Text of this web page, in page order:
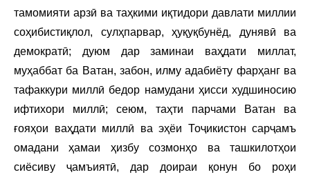
тамомияти арзӣ ва таҳкими иқтидори давлати миллии
соҳибистиқлол, сулҳпарвар, ҳуқуқбунёд, дунявӣ ва
демократӣ; дуюм дар заминаи ваҳдати миллат,
муҳаббат ба Ватан, забон, илму адабиёту фарҳанг ва
тафаккури миллӣ бедор намудани ҳисси худшиносию
ифтихори миллӣ; сеюм, таҳти парчами Ватан ва
ғояҳои ваҳдати миллӣ ва эҳёи Тоҷикистон сарҷамъ
омадани ҳамаи ҳизбу созмонҳо ва ташкилотҳои
сиёсиву ҷамъиятӣ, дар доираи қонун бо роҳи